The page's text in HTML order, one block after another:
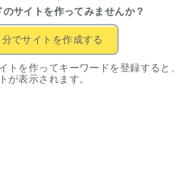
サイトを作ってみませんか？
分でサイトを作成する
トを作ってキーワードを登録すると、
が表示されます。